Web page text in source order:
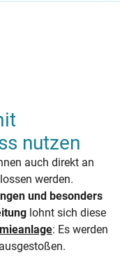
nutzen
auch direkt an
werden.
und besonders
lohnt sich diese
: Es werden
ausgestoßen.